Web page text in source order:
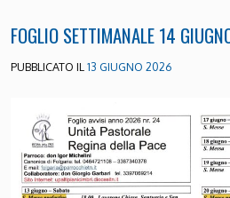
FOGLIO SETTIMANALE 14
PUBBLICATO IL13 GIUGNO 2026